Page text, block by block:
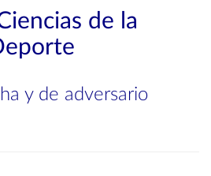
de la
y de adversario